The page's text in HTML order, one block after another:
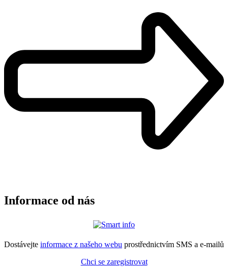
Informace od nás
Dostávejte informace z našeho webu prostřednictvím SMS a e-mailů
Chci se zaregistrovat